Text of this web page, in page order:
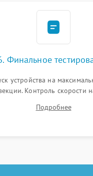
Финальное
устройства на
Контроль скорости
термостата при
и тест на отсутствие
Подробнее